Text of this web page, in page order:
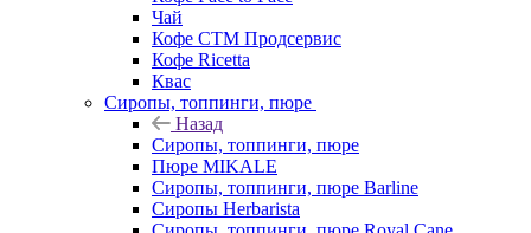
Чай
Кофе СТМ Продсервис
Кофе Ricetta
Квас
Сиропы, топпинги, пюре
Назад
Сиропы, топпинги, пюре
Пюре MIKALE
Сиропы, топпинги, пюре Barline
Сиропы Herbarista